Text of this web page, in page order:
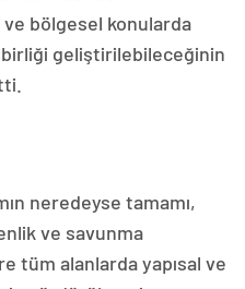
bölgesel konularda
geliştirilebileceğinin
neredeyse tamamı,
ve savunma
tüm alanlarda yapısal ve